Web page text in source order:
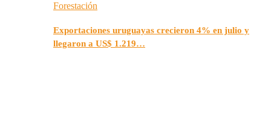
Forestación
Exportaciones uruguayas crecieron 4% en julio y
llegaron a US$ 1.219…